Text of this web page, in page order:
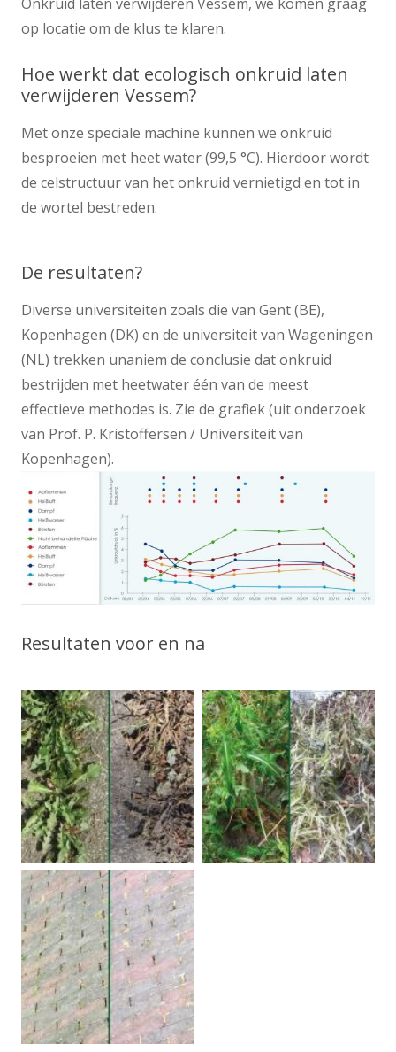
op locatie om de klus te klaren.
Hoe werkt dat ecologisch onkruid laten
verwijderen Vessem?
Met onze speciale machine kunnen we onkruid
besproeien met heet water (99,5 °C). Hierdoor wordt
de celstructuur van het onkruid vernietigd en tot in
de wortel bestreden.
De resultaten?
Diverse universiteiten zoals die van Gent (BE),
Kopenhagen (DK) en de universiteit van Wageningen
(NL) trekken unaniem de conclusie dat onkruid
bestrijden met heetwater één van de meest
effectieve methodes is. Zie de grafiek (uit onderzoek
van Prof. P. Kristoffersen / Universiteit van
Kopenhagen).
Resultaten voor en na